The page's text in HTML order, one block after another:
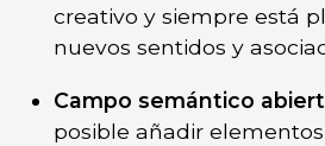
creativo y siempre está
nuevos sentidos y
Campo semántico
posible añadir